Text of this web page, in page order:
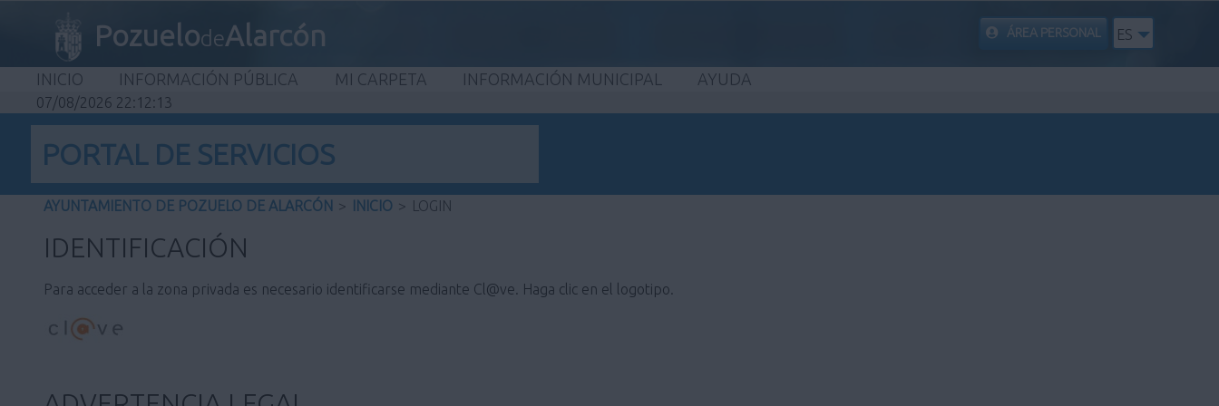
PozuelodeAlarcón ÁREA PERSONAL ES
INICIO INFORMACIÓN PÚBLICA MI CARPETA INFORMACIÓN MUNICIPAL AYUDA
07/08/2026 22:12:13
PORTAL DE SERVICIOS
AYUNTAMIENTO DE POZUELO DE ALARCÓN > INICIO > LOGIN
IDENTIFICACIÓN
Para acceder a la zona privada es necesario identificarse mediante Cl@ve. Haga clic en el logotipo.